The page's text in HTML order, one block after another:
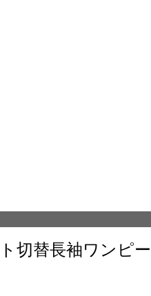
切替長袖ワンピー